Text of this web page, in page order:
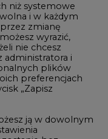
niż systemowe
i w każdym
zmianę
wyrazić,
nie chcesz
administratora i
plików
preferencjach
„Zapisz
ją w dowolnym